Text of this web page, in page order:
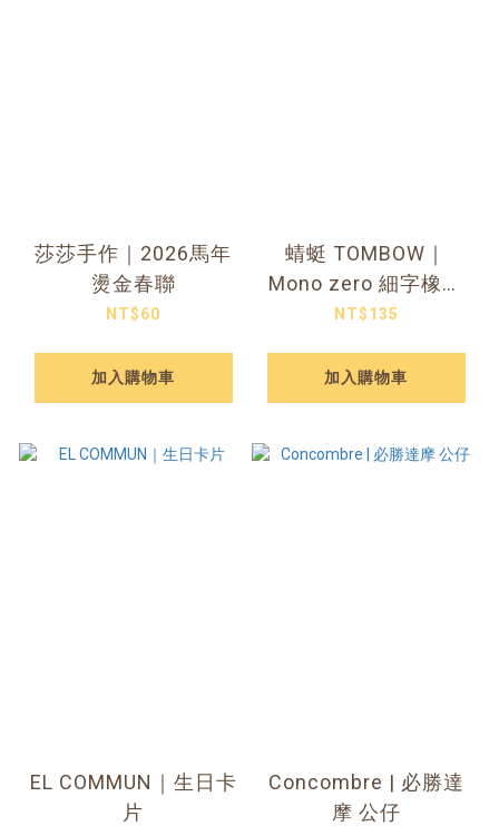
莎莎手作｜2026馬年
燙金春聯
NT$60
加入購物車
蜻蜓 TOMBOW｜
Mono zero 細字橡皮
擦 六款
NT$135
加入購物車
EL COMMUN｜生日卡
片
Concombre | 必勝達
摩 公仔